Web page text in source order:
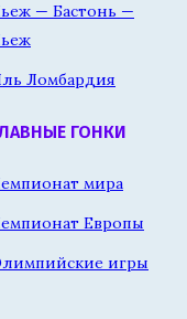
— Бастонь —
Ломбардия
ГОНКИ
мира
Европы
игры